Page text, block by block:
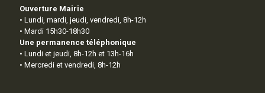
Ouverture Mairie
• Lundi, mardi, jeudi, vendredi, 8h-12h
• Mardi 15h30-18h30
Une permanence téléphonique
• Lundi et jeudi, 8h-12h et 13h-16h
• Mercredi et vendredi, 8h-12h